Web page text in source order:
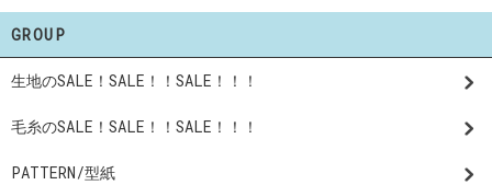
GROUP
生地のSALE！SALE！！SALE！！！
毛糸のSALE！SALE！！SALE！！！
PATTERN/型紙